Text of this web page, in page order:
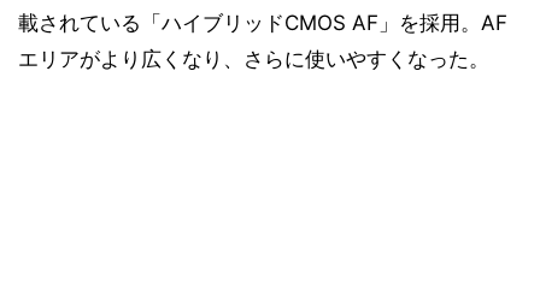
載されている「ハイブリッドCMOS AF」を採用。AF
エリアがより広くなり、さらに使いやすくなった。